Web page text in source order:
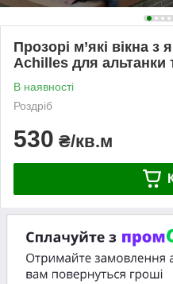
Прозорі м’які вікна з
Achilles для альтанки
В наявності
Роздріб
530 ₴/кв.м